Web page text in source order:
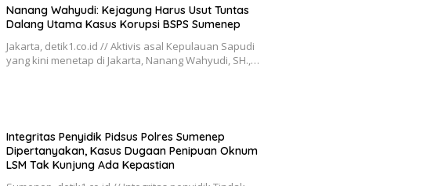
Nanang Wahyudi: Kejagung Harus Usut Tuntas
Dalang Utama Kasus Korupsi BSPS Sumenep
Jakarta, detik1.co.id // Aktivis asal Kepulauan Sapudi
yang kini menetap di Jakarta, Nanang Wahyudi, SH.,…
Integritas Penyidik Pidsus Polres Sumenep
Dipertanyakan, Kasus Dugaan Penipuan Oknum
LSM Tak Kunjung Ada Kepastian